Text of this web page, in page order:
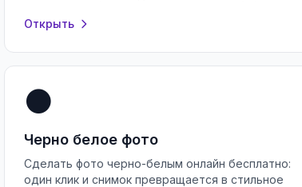
браузере.
Открыть
⚫
Черно белое фото
Сделать фото черно-белым онлайн бесплатно:
один клик и снимок превращается в стильное